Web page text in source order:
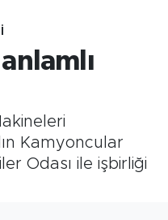
Kamyoncular
Odası ile işbirliği